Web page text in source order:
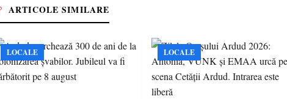
ARTICOLE SIMILARE
LOCALE LOCALE